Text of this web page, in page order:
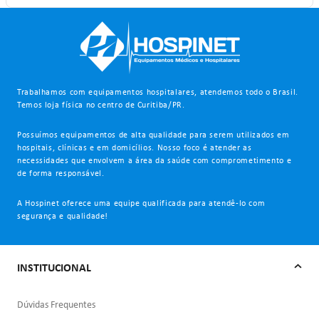
Trabalhamos com equipamentos hospitalares, atendemos todo o Brasil.
Temos loja física no centro de Curitiba/PR.
Possuímos equipamentos de alta qualidade para serem utilizados em
hospitais, clínicas e em domicílios. Nosso foco é atender as
necessidades que envolvem a área da saúde com comprometimento e
de forma responsável.
A Hospinet oferece uma equipe qualificada para atendê-lo com
segurança e qualidade!
INSTITUCIONAL
Dúvidas Frequentes